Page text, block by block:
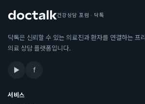
건강상담 포럼 · 닥톡
닥톡은 신뢰할 수 있는 의료진과 환자를 연결하는 프
의료 상담 플랫폼입니다.
▶ f
서비스